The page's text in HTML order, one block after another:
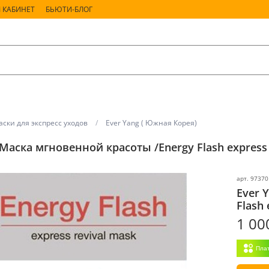
БЬЮТИ-БЛОГ
для экспресс уходов Ever Yang ( Южная Корея)
мгновенной красоты /Energy Flash
арт. 97370
Ever
Flash
1